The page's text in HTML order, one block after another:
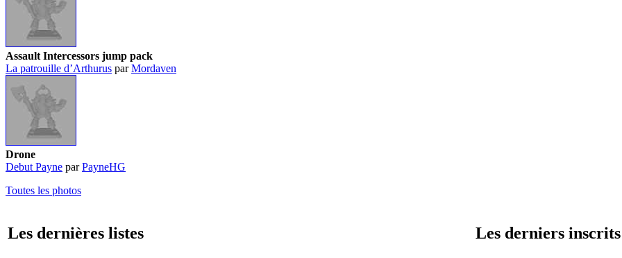
Assault Intercessors jump pack
La patrouille d’Arthurus parMordaven
Drone
Debut Payne parPayneHG
Toutes les photos
Les dernières listes Les derniers inscrits